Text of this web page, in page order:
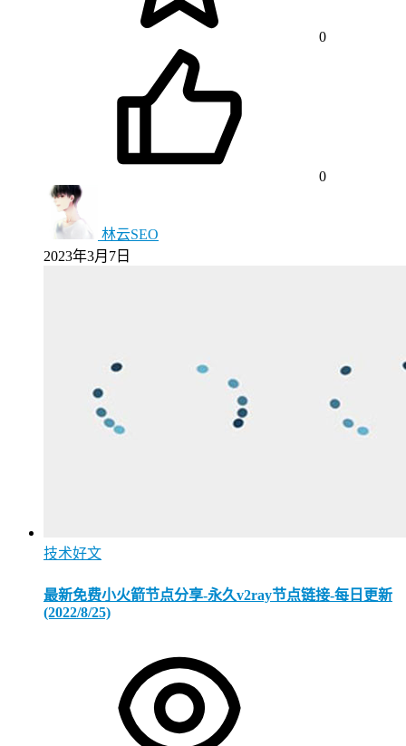
0
0
林云SEO
2023年3月7日
技术好文
最新免费小火箭节点分享-永久v2ray节点链接-每日更新
(2022/8/25)